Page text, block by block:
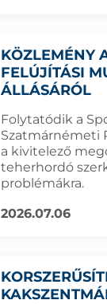
KÖZLEMÉNY
FELÚJÍTÁSI
ÁLLÁSÁRÓL
Folytatódik a
Szatmárnémeti
a kivitelező
teherhordó
problémákra.
2026.07.06